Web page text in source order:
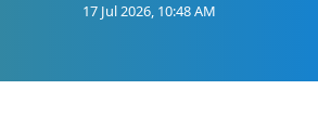
17 Jul 2026, 10:48 AM